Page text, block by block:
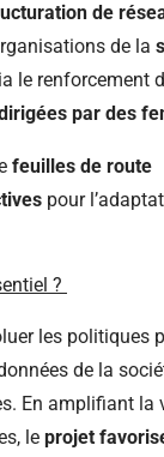
de
de la
le renforcement
par des
feuilles de route
pour
?
les politiques
de la
. En amplifiant la
le projet